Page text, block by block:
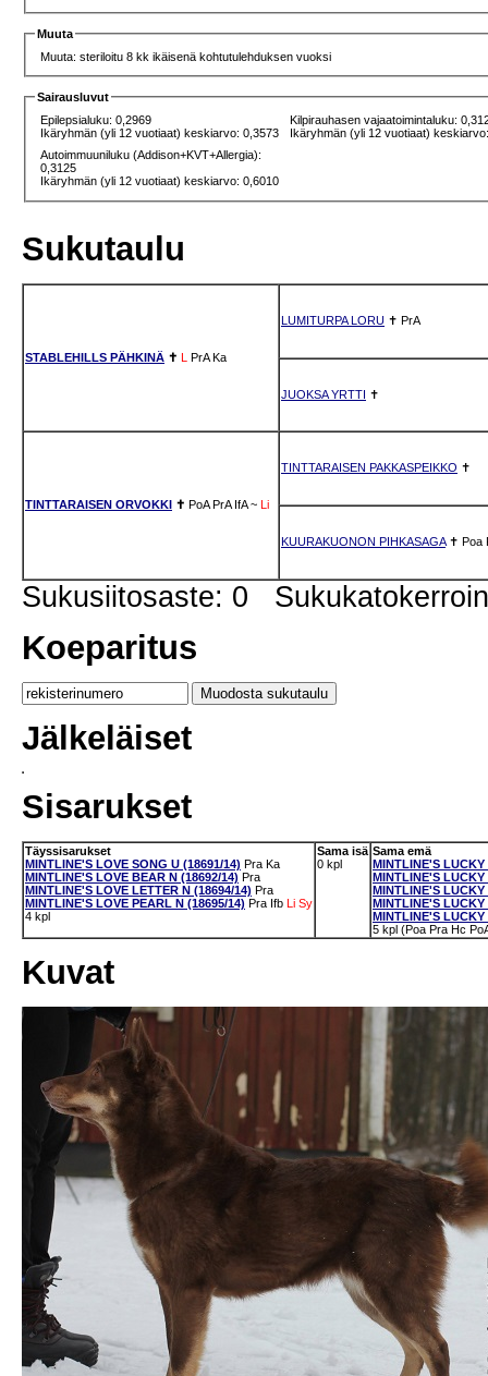
Muuta
Muuta: steriloitu 8 kk ikäisenä kohtutulehduksen vuoksi
Sairausluvut
Epilepsialuku: 0,2969
Ikäryhmän (yli 12 vuotiaat) keskiarvo: 0,3573
Kilpirauhasen vajaatoimintaluku:
Ikäryhmän (yli 12 vuotiaat)
Autoimmuuniluku (Addison+KVT+Allergia):
0,3125
Ikäryhmän (yli 12 vuotiaat) keskiarvo: 0,6010
Sukutaulu
STABLEHILLS PÄHKINÄ ✝ L PrA Ka
LUMITURPA LORU ✝ PrA
JUOKSA YRTTI ✝
TINTTARAISEN ORVOKKI ✝ PoA PrA IfA ~ Li
TINTTARAISEN PAKKASPEIKKO ✝
KUURAKUONON PIHKASAGA✝ Poa
Sukusiitosaste: 0
Koeparitus
Jälkeläiset
Sisarukset
Täyssisarukset
MINTLINE'S LOVE SONG U (18691/14) Pra Ka
MINTLINE'S LOVE BEAR N (18692/14) Pra
MINTLINE'S LOVE LETTER N (18694/14) Pra
MINTLINE'S LOVE PEARL N (18695/14) Pra Ifb Li Sy
4 kpl
Sama isä
0 kpl
Sama emä
MINTLINE'S
MINTLINE'S LUCKY
MINTLINE'S LUCKY
MINTLINE'S LUCKY
MINTLINE'S LUCKY
5 kpl (Poa Pra Hc
Kuvat